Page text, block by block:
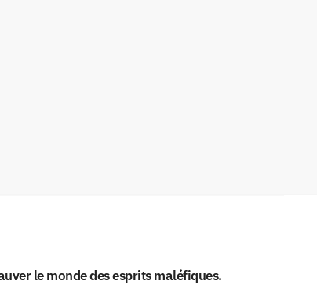
le monde des esprits maléfiques.